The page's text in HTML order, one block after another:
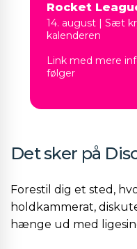
Rocket
14. august | Sæt
kalenderen
Link med mere
følger
Det sker på
Forestil dig et sted,
holdkammerat,
hænge ud med